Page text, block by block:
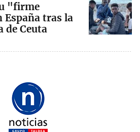
"firme
tras la
Ceuta